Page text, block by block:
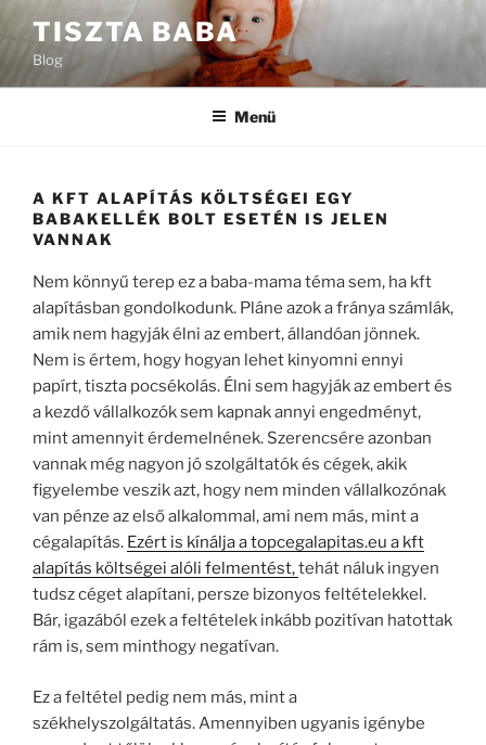
Tartalomhoz
TISZTA BABA
Blog
Menü
A KFT ALAPÍTÁS KÖLTSÉGEI EGY
BABAKELLÉK BOLT ESETÉN IS JELEN
VANNAK
Nem könnyű terep ez a baba-mama téma sem, ha kft
alapításban gondolkodunk. Pláne azok a fránya számlák,
amik nem hagyják élni az embert, állandóan jönnek.
Nem is értem, hogy hogyan lehet kinyomni ennyi
papírt, tiszta pocsékolás. Élni sem hagyják az embert és
a kezdő vállalkozók sem kapnak annyi engedményt,
mint amennyit érdemelnének. Szerencsére azonban
vannak még nagyon jó szolgáltatók és cégek, akik
figyelembe veszik azt, hogy nem minden vállalkozónak
van pénze az első alkalommal, ami nem más, mint a
cégalapítás. Ezért is kínálja a topcegalapitas.eu a kft
alapítás költségei alóli felmentést,tehát náluk ingyen
tudsz céget alapítani, persze bizonyos feltételekkel.
Bár, igazából ezek a feltételek inkább pozitívan hatottak
rám is, sem minthogy negatívan.
Ez a feltétel pedig nem más, mint a
székhelyszolgáltatás. Amennyiben ugyanis igénybe